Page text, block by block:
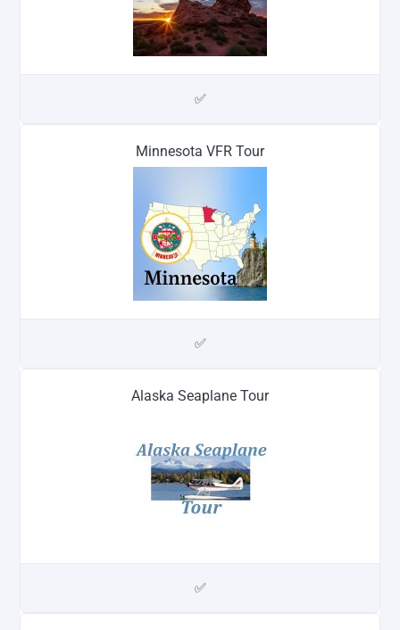
✅
Minnesota VFR Tour
✅
Alaska Seaplane Tour
✅